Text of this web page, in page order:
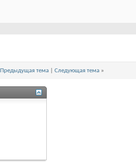
Предыдущая тема Следующая тема »